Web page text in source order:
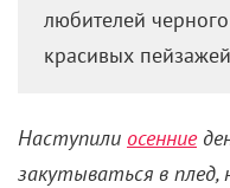
любителей
красивых
Наступили осенние
закутываться в плед,